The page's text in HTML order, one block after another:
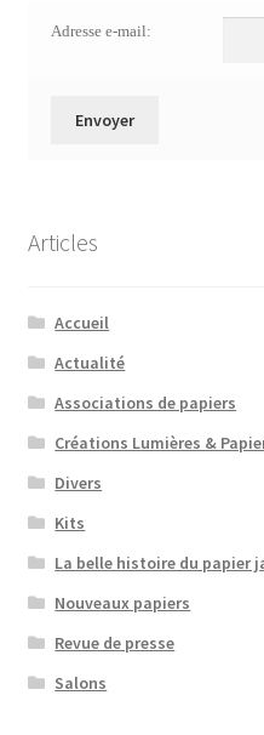
Adresse e-mail:
Articles
Accueil
Actualité
Associations de papiers
Créations Lumières &
Divers
Kits
La belle histoire du papier
Nouveaux papiers
Revue de presse
Salons